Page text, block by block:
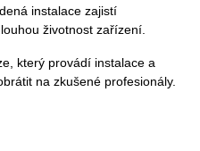
instalace zajistí
životnost zařízení.
který provádí instalace a
na zkušené profesionály.